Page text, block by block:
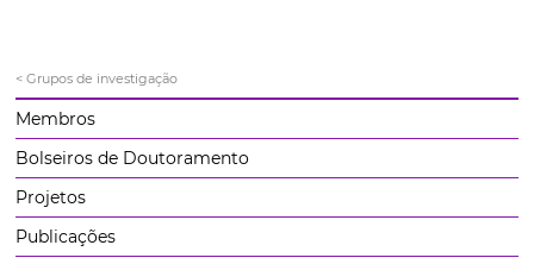
< Grupos de investigação
Membros
Bolseiros de Doutoramento
Projetos
Publicações